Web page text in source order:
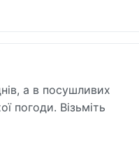
а в посушливих
погоди. Візьміть